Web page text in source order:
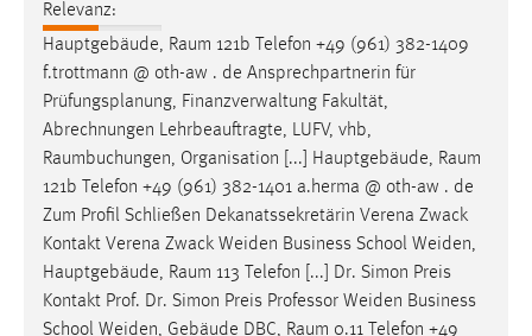
Relevanz:
Hauptgebäude, Raum 121b Telefon +49 (961) 382-1409
f.trottmann @ oth-aw . de Ansprechpartnerin für
Prüfungsplanung, Finanzverwaltung Fakultät,
Abrechnungen Lehrbeauftragte, LUFV, vhb,
Raumbuchungen, Organisation [...] Hauptgebäude, Raum
121b Telefon +49 (961) 382-1401 a.herma @ oth-aw . de
Zum Profil Schließen Dekanatssekretärin Verena Zwack
Kontakt Verena Zwack Weiden Business School Weiden,
Hauptgebäude, Raum 113 Telefon [...] Dr. Simon Preis
Kontakt Prof. Dr. Simon Preis Professor Weiden Business
School Weiden, Gebäude DBC, Raum 0.11 Telefon +49
Name:
site-language-preference
Zweck:
Das Cookie speichert die gewählte Sprache der Website.
Cookie Laufzeit:
30 Tage
Chat
Name: